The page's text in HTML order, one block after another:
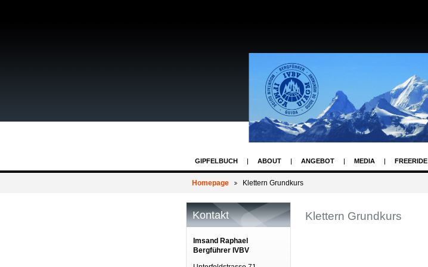
GIPFELBUCH ABOUT ANGEBOT MEDIA FREERIDE
Homepage Klettern Grundkurs
Klettern Grundkurs
Kontakt
Imsand Raphael
Bergführer IVBV